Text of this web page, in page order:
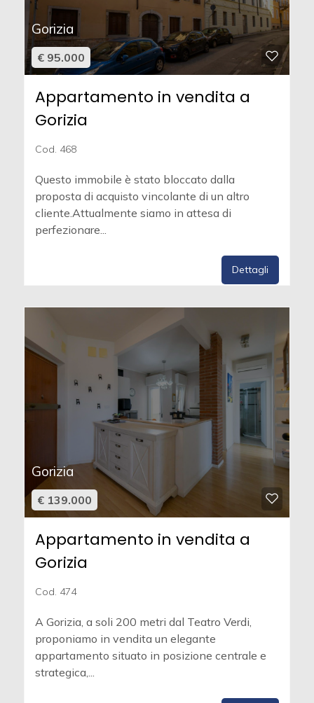
Gorizia
€ 95.000
Appartamento in vendita a
Gorizia
Cod. 468
Questo immobile è stato bloccato dalla
proposta di acquisto vincolante di un altro
cliente.Attualmente siamo in attesa di
perfezionare...
Dettagli
Gorizia
€ 139.000
Appartamento in vendita a
Gorizia
Cod. 474
A Gorizia, a soli 200 metri dal Teatro Verdi,
proponiamo in vendita un elegante
appartamento situato in posizione centrale e
strategica,...